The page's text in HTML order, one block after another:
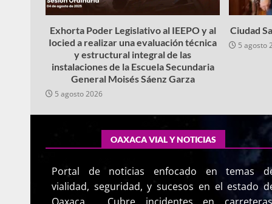
Exhorta Poder Legislativo al IEEPO y al
Iocied a realizar una evaluación técnica
y estructural integral de las
instalaciones de la Escuela Secundaria
General Moisés Sáenz Garza
5 agosto 2026
Ciudad
5 agosto
OAXACA VIAL Y NOTICIAS
Portal de noticias enfocado en temas
vialidad, seguridad, y sucesos en el estado